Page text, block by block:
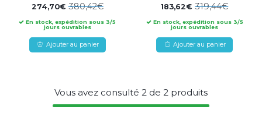
274,70€380,42€
En stock, expédition sous 3/5
jours ouvrables
Ajouter au panier
183,62€319,44€
En stock, expédition sous 3/5
jours ouvrables
Ajouter au panier
Vous avez consulté 2 de 2 produits